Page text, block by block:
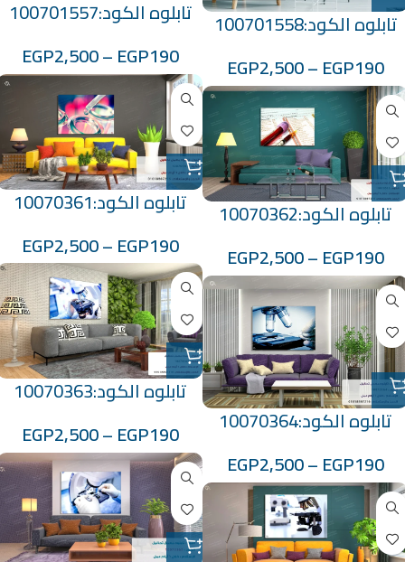
تابلوه الكود:100701557
EGP190
–
EGP2,500
تابلوه الكود:100701558
EGP190
–
EGP2,500
تابلوه الكود:10070361
EGP190
–
EGP2,500
تابلوه الكود:10070362
EGP190
–
EGP2,500
تابلوه الكود:10070363
EGP190
–
EGP2,500
تابلوه الكود:10070364
EGP190
–
EGP2,500